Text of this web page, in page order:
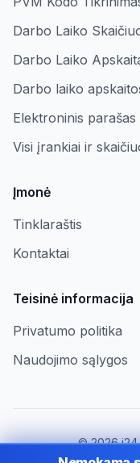
Darbo Laiko
Darbo Laiko
Darbo laiko
Elektroninis parašas
Visi įrankiai ir
Įmonė
Tinklaraštis
Kontaktai
Teisinė informacija
Privatumo politika
Naudojimo sąlygos
©2026i24